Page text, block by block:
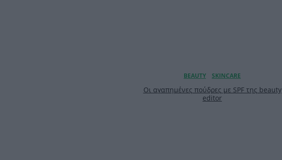
Οι αγαπημένες πούδρες με SPF της beauty
editor